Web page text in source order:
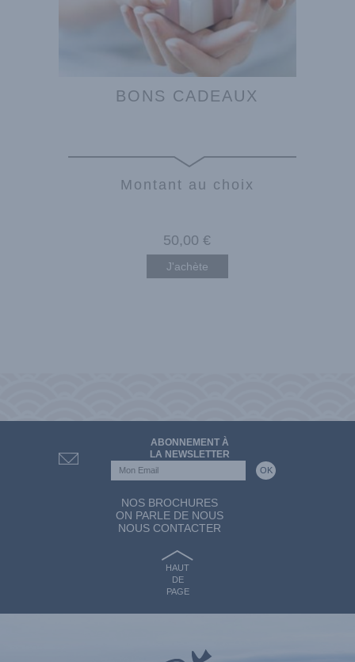
BONS CADEAUX
Montant au choix
50,00 €
J'achète
ABONNEMENT À
LA NEWSLETTER
NOS BROCHURES
ON PARLE DE NOUS
NOUS CONTACTER
HAUT
DE
PAGE